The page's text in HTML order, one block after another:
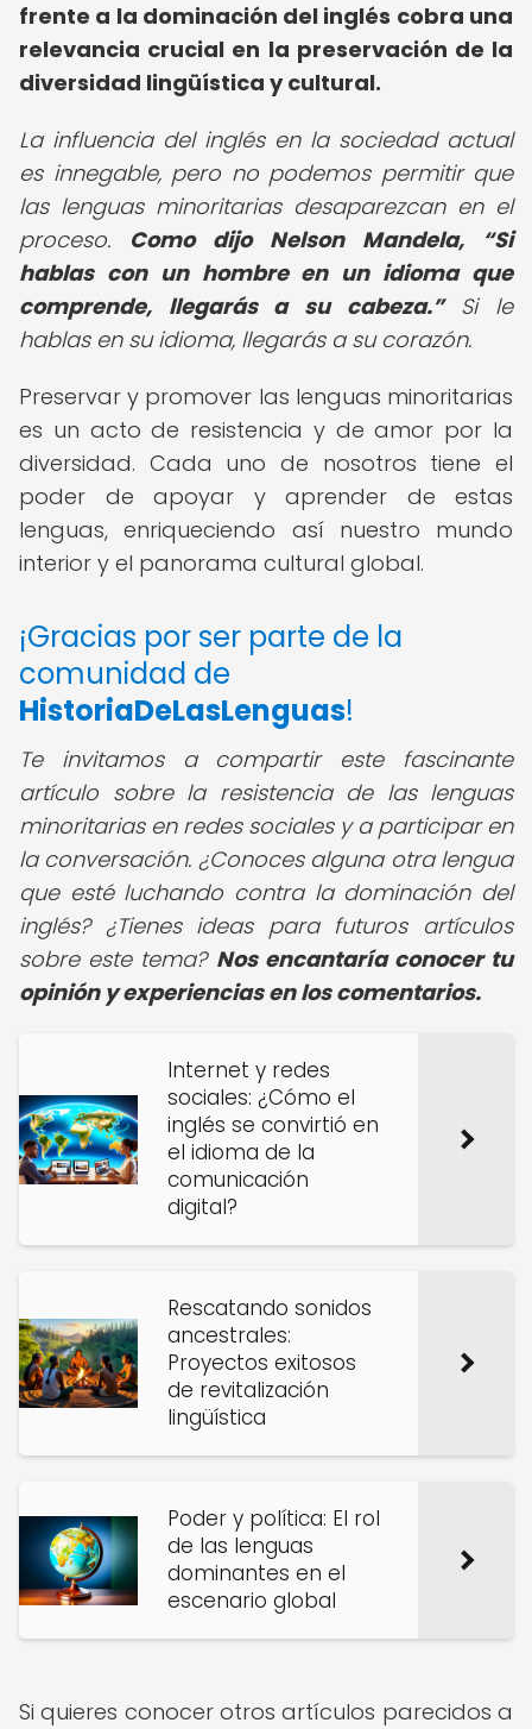
frente a la dominación del inglés cobra una
relevancia crucial en la preservación de la
diversidad lingüística y cultural.
La influencia del inglés en la sociedad actual
es innegable, pero no podemos permitir que
las lenguas minoritarias desaparezcan en el
proceso. Como dijo Nelson Mandela,
Si
hablas con un hombre en un idioma que
comprende, llegarás a su cabeza. Si le
hablas en su idioma, llegarás a su corazón.
Preservar y promover las lenguas minoritarias
es un acto de resistencia y de amor por la
diversidad. Cada uno de nosotros tiene el
poder de apoyar y aprender de estas
lenguas, enriqueciendo así nuestro mundo
interior y el panorama cultural global.
¡Gracias por ser parte de la
comunidad de
HistoriaDeLasLenguas!
Te invitamos a compartir este fascinante
artículo sobre la resistencia de las lenguas
minoritarias en redes sociales y a participar en
la conversación. ¿Conoces alguna otra lengua
que esté luchando contra la dominación del
inglés? ¿Tienes ideas para futuros artículos
sobre este tema? Nos encantaría conocer tu
opinión y experiencias en los comentarios.
Internet y redes
sociales: ¿Cómo el
inglés se convirtió en
el idioma de la
comunicación
digital?
Rescatando sonidos
ancestrales:
Proyectos exitosos
de revitalización
lingüística
Poder y política: El rol
de las lenguas
dominantes en el
escenario global
Si quieres conocer otros artículos parecidos a